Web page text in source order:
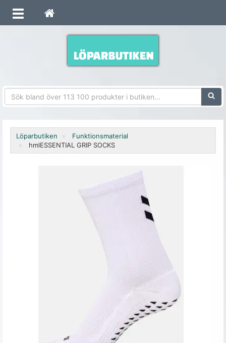
Löparbutiken
Funktionsmaterial
hmlESSENTIAL GRIP SOCKS